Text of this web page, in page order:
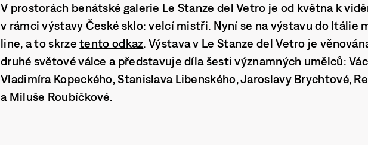
V prostorách benátské galerie Le Stanze del Vetro je od května k
v rámci výstavy České sklo: velcí mistři. Nyní se na výstavu do Itálie
line, a to skrzetento odkaz. Výstava v Le Stanze del Vetro je
druhé světové válce a představuje díla šesti významných umělců:
Vladimíra Kopeckého, Stanislava Libenského, Jaroslavy Brychtové,
a Miluše Roubíčkové.